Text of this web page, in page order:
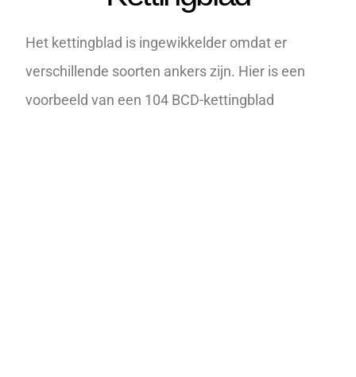
Het kettingblad is ingewikkelder omdat er
verschillende soorten ankers zijn. Hier is een
voorbeeld van een 104 BCD-kettingblad